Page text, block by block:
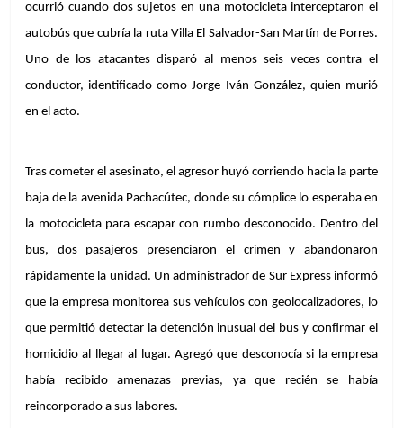
ocurrió cuando dos sujetos en una motocicleta interceptaron el
autobús que cubría la ruta Villa El Salvador-San Martín de Porres.
Uno de los atacantes disparó al menos seis veces contra el
conductor, identificado como Jorge Iván González, quien murió
en el acto.
Tras cometer el asesinato, el agresor huyó corriendo hacia la parte
baja de la avenida Pachacútec, donde su cómplice lo esperaba en
la motocicleta para escapar con rumbo desconocido. Dentro del
bus, dos pasajeros presenciaron el crimen y abandonaron
rápidamente la unidad. Un administrador de Sur Express informó
que la empresa monitorea sus vehículos con geolocalizadores, lo
que permitió detectar la detención inusual del bus y confirmar el
homicidio al llegar al lugar. Agregó que desconocía si la empresa
había recibido amenazas previas, ya que recién se había
reincorporado a sus labores.